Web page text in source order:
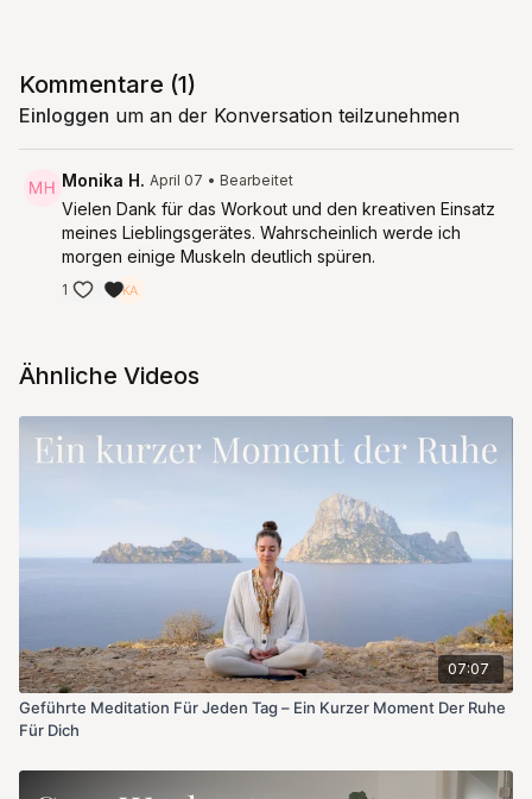
Kommentare (1)
Einloggen um an der Konversation teilzunehmen
Monika H. April 07 • Bearbeitet
Vielen Dank für das Workout und den kreativen Einsatz
meines Lieblingsgerätes. Wahrscheinlich werde ich
morgen einige Muskeln deutlich spüren.
1
Ähnliche Videos
07:07
Geführte Meditation Für Jeden Tag – Ein Kurzer Moment Der Ruhe
Für Dich